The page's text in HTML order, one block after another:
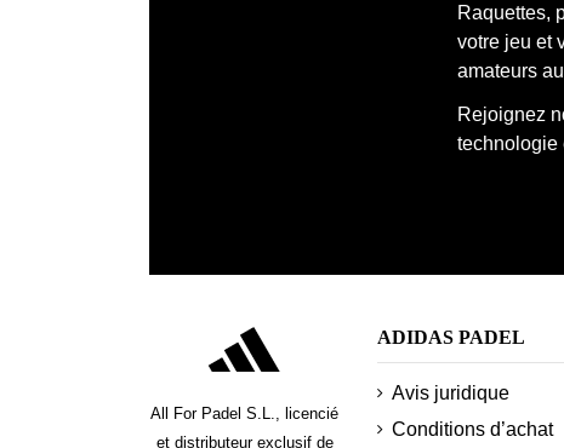
Raquettes,
votre jeu et
amateurs
Rejoignez
technologie
All For Padel S.L., licencié
et distributeur exclusif de
ADIDAS PADEL
Avis juridique
Conditions d’achat